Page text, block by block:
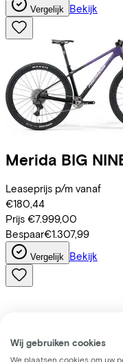
Vergelijk Bekijk
Merida BIG
Leaseprijs p/m vanaf
€180,44
Prijs €7.999,00
Bespaar€1.307,99
Vergelijk Bekijk
Wij gebruiken cookies
We plaatsen cookies om uw